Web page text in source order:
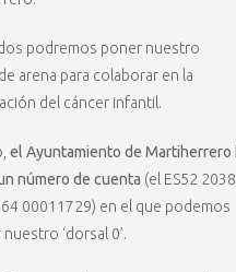
podremos poner nuestro
arena para colaborar en la
del cáncer infantil.
el Ayuntamiento de Martiherrero
número de cuenta (el ES52 2038
00011729) en el que podemos
‘dorsal 0’.